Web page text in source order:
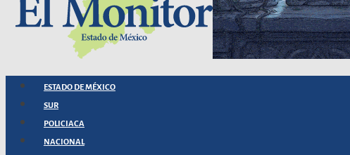
ESTADO DE MÉXICO
SUR
POLICIACA
NACIONAL